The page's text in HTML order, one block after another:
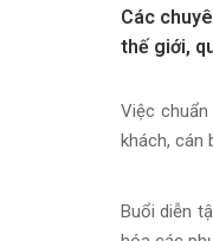
Các
thế giới,
Việc
khách, cán
Buổi diễn